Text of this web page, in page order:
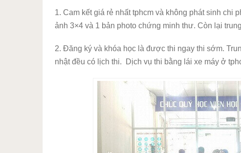
1. Cam kết giá rẻ nhất tphcm và không phát sinh chi
ảnh 3×4 và 1 bản photo chứng minh thư. Còn lại
2. Đăng ký và khóa học là được thi ngay thi sớm.
nhật đều có lịch thi. Dịch vụ thi bằng lái xe máy ở